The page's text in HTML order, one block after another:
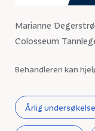
Marianne
Colosseum
Behandleren kan
Årlig undersøkelse